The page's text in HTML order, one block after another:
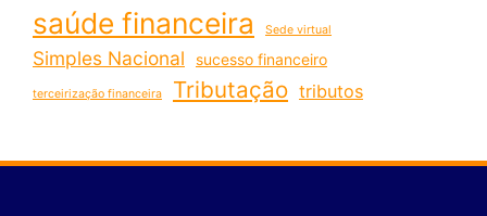
saúde financeira Sede virtual
Simples Nacional sucesso financeiro
terceirização financeira Tributação tributos